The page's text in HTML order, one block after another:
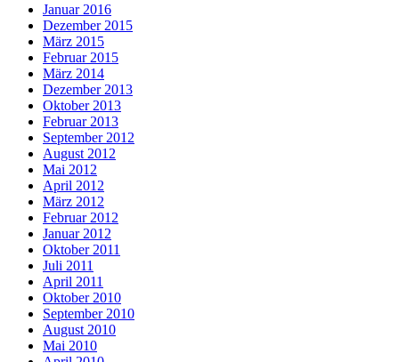
Januar 2016
Dezember 2015
März 2015
Februar 2015
März 2014
Dezember 2013
Oktober 2013
Februar 2013
September 2012
August 2012
Mai 2012
April 2012
März 2012
Februar 2012
Januar 2012
Oktober 2011
Juli 2011
April 2011
Oktober 2010
September 2010
August 2010
Mai 2010